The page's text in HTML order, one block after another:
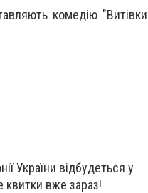
комедію "Витівки
України відбудеться у
квитки вже зараз!